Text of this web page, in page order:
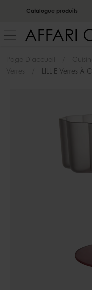
Catalogue produits
Page D'accueil
Verres
LILLIE Verres À